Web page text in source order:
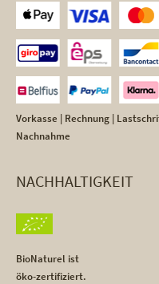
Vorkasse | Rechnung |
Nachnahme
NACHHALTIGKEIT
BioNaturel ist
öko-zertifiziert.